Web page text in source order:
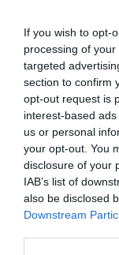
If you wish to opt-
processing of
targeted
section to confirm
opt-out request is
interest-based
us or personal
your opt-out. You
disclosure of your
IAB’s list of
also be disclosed
Downstream
Monitor
promovido por
Trabajo de la
Barcelona, y
Instituto de
de Barcelona y
Universitat
dirección de
El GEM es un
investigación